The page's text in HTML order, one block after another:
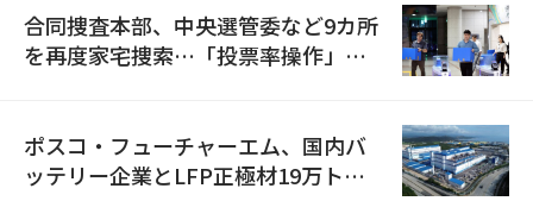
合同捜査本部、中央選管委など9カ所
を再度家宅捜索…「投票率操作」の
ポスコ・フューチャーエム、国内バ
ッテリー企業とLFP正極材19万トン